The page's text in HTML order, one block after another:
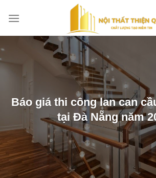
qua
Báo giá thi công lan can
tại Đà Nẵng năm